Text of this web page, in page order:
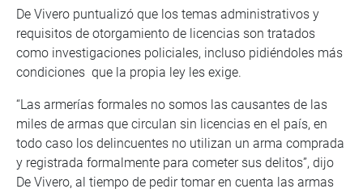
De Vivero puntualizó que los temas administrativos y
requisitos de otorgamiento de licencias son tratados
como investigaciones policiales, incluso pidiéndoles más
condiciones que la propia ley les exige.
“Las armerías formales no somos las causantes de las
miles de armas que circulan sin licencias en el país, en
todo caso los delincuentes no utilizan un arma comprada
y registrada formalmente para cometer sus delitos”, dijo
De Vivero, al tiempo de pedir tomar en cuenta las armas